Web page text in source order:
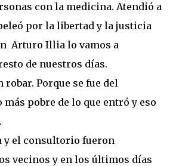
con la medicina. Atendió a
por la libertad y la justicia
Arturo Illia lo vamos a
de nuestros días.
robar. Porque se fue del
pobre de lo que entró y eso
y el consultorio fueron
vecinos y en los últimos días